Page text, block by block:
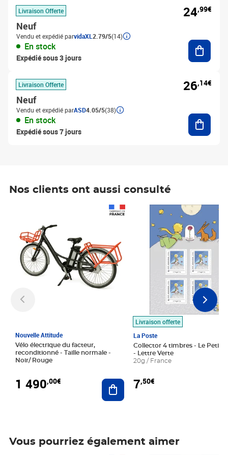
Livraison Offerte
Neuf
Vendu et expédié parvidaXL 2.79/5(14)
En stock
Expédié sous 3 jours
24,99€
Livraison Offerte
Neuf
Vendu et expédié parASD4.05/5(38)
En stock
Expédié sous 7 jours
26,14€
Nos clients ont aussi consulté
Nouvelle Attitude
Vélo électrique du facteur,
reconditionné - Taille normale -
Noir/ Rouge
1 490,00€ Ajouter au panier
Livraison offerte
La Poste
Collector 4 timbres - Le Petit
- Lettre Verte
20g / France
7,50€
Prix 7,50€
Vous pourriez également aimer